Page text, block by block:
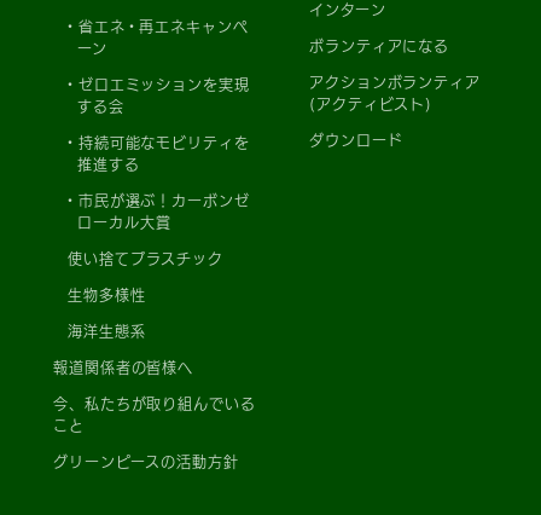
省エネ・再エネキャンペ
ーン
ゼロエミッションを実現
する会
持続可能なモビリティを
推進する
市民が選ぶ！カーボンゼ
ローカル大賞
使い捨てプラスチック
生物多様性
海洋生態系
報道関係者の皆様へ
今、私たちが取り組んでいる
こと
グリーンピースの活動方針
インターン
ボランティアになる
アクションボランティア
(アクティビスト)
ダウンロード